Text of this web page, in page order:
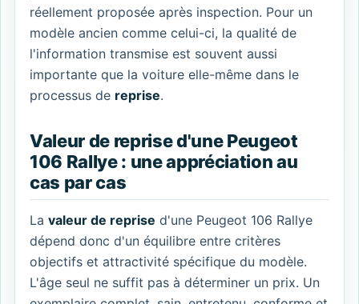
réellement proposée après inspection. Pour un
modèle ancien comme celui-ci, la qualité de
l'information transmise est souvent aussi
importante que la voiture elle-même dans le
processus de reprise.
Valeur de reprise d'une Peugeot
106 Rallye : une appréciation au
cas par cas
La valeur de reprise d'une Peugeot 106 Rallye
dépend donc d'un équilibre entre critères
objectifs et attractivité spécifique du modèle.
L'âge seul ne suffit pas à déterminer un prix. Un